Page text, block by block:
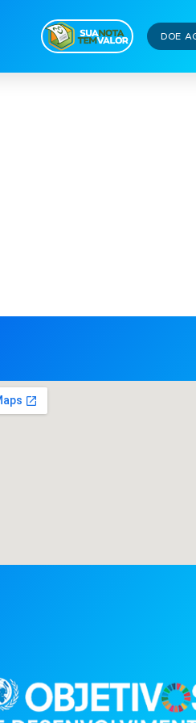
DOE